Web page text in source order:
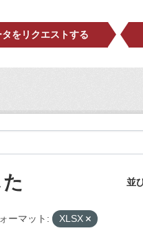
をリクエストする
並
ーマット: XLSX